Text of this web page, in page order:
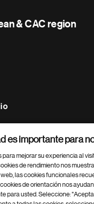
& CAC region
es importante para
para mejorar su experiencia al
de rendimiento nos
las cookies funcionales
de orientación nos
para usted. Seleccione: